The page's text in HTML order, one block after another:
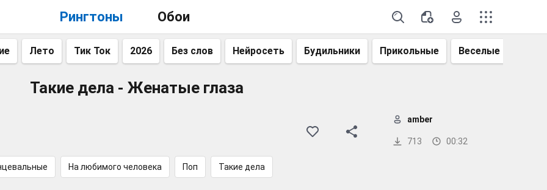
Рингтоны Обои
Лето Тик Ток 2026 Без слов Нейросеть Будильники Прикольные Веселые
Такие дела - Женатые глаза
713 00:32
amber
На любимого человека Поп Такие дела